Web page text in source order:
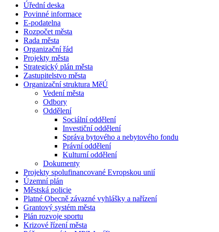
Úřední deska
Povinné informace
E-podatelna
Rozpočet města
Rada města
Organizační řád
Projekty města
Strategický plán města
Zastupitelstvo města
Organizační struktura MěÚ
Vedení města
Odbory
Oddělení
Sociální oddělení
Investiční oddělení
Správa bytového a nebytového fondu
Právní oddělení
Kulturní oddělení
Dokumenty
Projekty spolufinancované Evropskou unií
Územní plán
Městská policie
Platné Obecně závazné vyhlášky a nařízení
Grantový systém města
Plán rozvoje sportu
Krizové řízení města